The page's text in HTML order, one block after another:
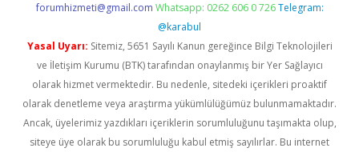
forumhizmeti@gmail.com Whatsapp: 0262 606 0 726 Telegram:
@karabul
Yasal Uyarı: Sitemiz, 5651 Sayılı Kanun gereğince Bilgi Teknolojileri
ve İletişim Kurumu (BTK) tarafından onaylanmış bir Yer Sağlayıcı
olarak hizmet vermektedir. Bu nedenle, sitedeki içerikleri proaktif
olarak denetleme veya araştırma yükümlülüğümüz bulunmamaktadır.
Ancak, üyelerimiz yazdıkları içeriklerin sorumluluğunu taşımakta olup,
siteye üye olarak bu sorumluluğu kabul etmiş sayılırlar. Bu internet